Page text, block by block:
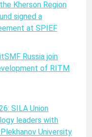
Kherson Region
signed a
at SPIEF
Russia join
of RITM
SILA Union
leaders with
University